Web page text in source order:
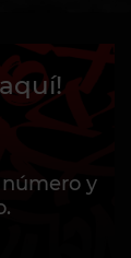
y